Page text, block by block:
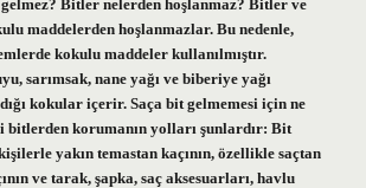
Bitler nelerden hoşlanmaz? Bitler ve
maddelerden hoşlanmazlar. Bu nedenle,
kokulu maddeler kullanılmıştır.
sarımsak, nane yağı ve biberiye yağı
kokular içerir. Saça bit gelmemesi için ne
bitlerden korumanın yolları şunlardır: Bit
yakın temastan kaçının, özellikle saçtan
ve tarak, şapka, saç aksesuarları, havlu